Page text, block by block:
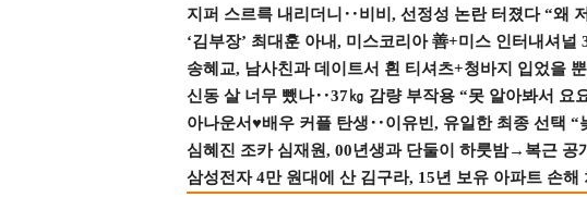
지퍼 스르륵 내리더니‥비비, 선정성 논란 터졌다 “왜
‘김부장’ 최대훈 아내, 미스코리아 善+미스 인터내셔널
송혜교, 남사친과 데이트서 흰 티셔츠+청바지 입었을
신동 살 너무 뺐나‥37㎏ 감량 부작용 “못 알아봐서 요
아나운서♥배우 커플 탄생‥이유빈, 유일한 최종 선택 “
심혜진 조카 심재원, 00년생과 단둘이 하룻밤→복근 공
삼성전자 4만 원대에 산 김구라, 15년 보유 아파트 손해